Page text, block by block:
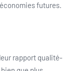
futures.
rapport qualité-